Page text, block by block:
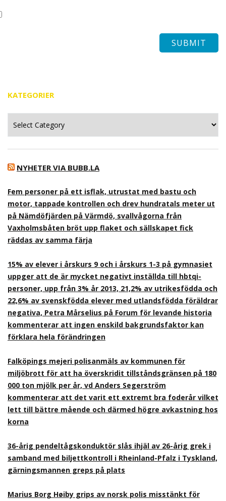
KATEGORIER
NYHETER VIA BUBB.LA
Fem personer på ett isflak, utrustat med bastu och
motor, tappade kontrollen och drev hundratals meter ut
på Nämdöfjärden på Värmdö, svallvågorna från
Vaxholmsbåten bröt upp flaket och sällskapet fick
räddas av samma färja
15% av elever i årskurs 9 och i årskurs 1-3 på gymnasiet
uppger att de är mycket negativt inställda till hbtqi-
personer, upp från 3% år 2013, 21,2% av utrikesfödda och
22,6% av svenskfödda elever med utlandsfödda föräldrar
negativa, Petra Mårselius på Forum för levande historia
kommenterar att ingen enskild bakgrundsfaktor kan
förklara hela förändringen
Falköpings mejeri polisanmäls av kommunen för
miljöbrott för att ha överskridit tillståndsgränsen på 180
000 ton mjölk per år, vd Anders Segerström
kommenterar att det varit ett extremt bra foderår vilket
lett till bättre mående och därmed högre avkastning hos
korna
36-årig pendeltågskonduktör slås ihjäl av 26-årig grek i
samband med biljettkontroll i Rheinland-Pfalz i Tyskland,
gärningsmannen greps på plats
Marius Borg Høiby grips av norsk polis misstänkt för